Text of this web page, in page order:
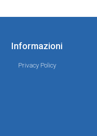
Informazioni
Privacy Policy